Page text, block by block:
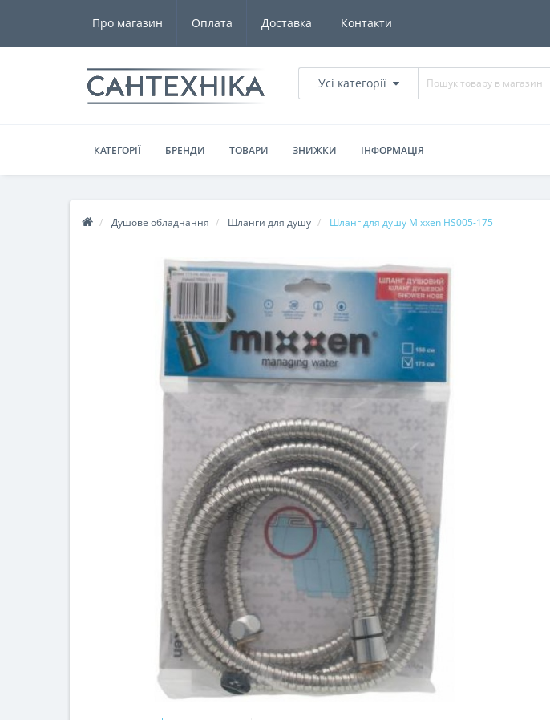
Про магазин Оплата Доставка Контакти
Усі категорії
КАТЕГОРІЇ БРЕНДИ ТОВАРИ ЗНИЖКИ ІНФОРМАЦІЯ
Душове обладнання Шланги для душу Шланг для душу Mixxen HS005-175